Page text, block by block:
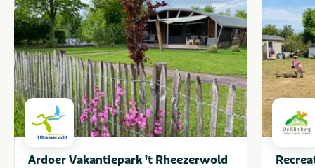
Ardoer Vakantiepark 't Rheezerwold